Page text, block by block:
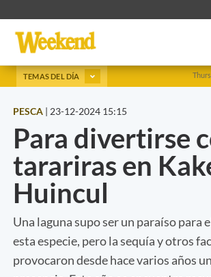
TEMAS DEL DÍA
PESCA | 23-12-2024 15:15
Para divertirse
tarariras en
Huincul
Una laguna supo ser un paraíso para
esta especie, pero la sequía y otros
provocaron desde hace varios años